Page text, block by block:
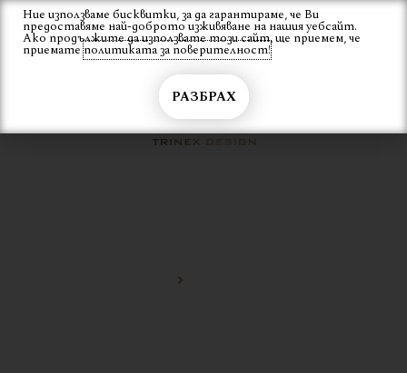
Skip
content
Вход
Ние използваме бисквитки, за да гарантираме, че Ви
предоставяме най-доброто изживяване на нашия уебсайт.
Ако продължите да използвате този сайт, ще приемем, че
приематеполитиката за поверителност!
РАЗБРАХ